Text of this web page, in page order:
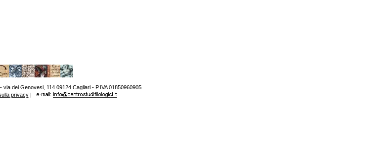
via dei Genovesi, 114 09124 Cagliari - P.IVA 01850960905
privacy|